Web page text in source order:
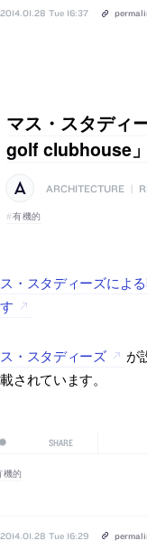
2014.01.28 Tue 16:37
マス・スタディ
golf clubhouse
ARCHITECTURE |
有機的
・スタディーズによ
・スタディーズ
が
されています。
SHARE
機的
2014.01.28 Tue 16:29